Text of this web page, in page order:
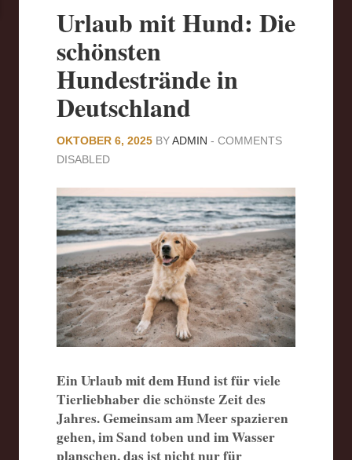
Urlaub mit Hund: Die
schönsten
Hundestrände in
Deutschland
OKTOBER 6, 2025 BYADMIN - COMMENTS
DISABLED
Ein Urlaub mit dem Hund ist für viele
Tierliebhaber die schönste Zeit des
Jahres. Gemeinsam am Meer spazieren
gehen, im Sand toben und im Wasser
planschen, das ist nicht nur für